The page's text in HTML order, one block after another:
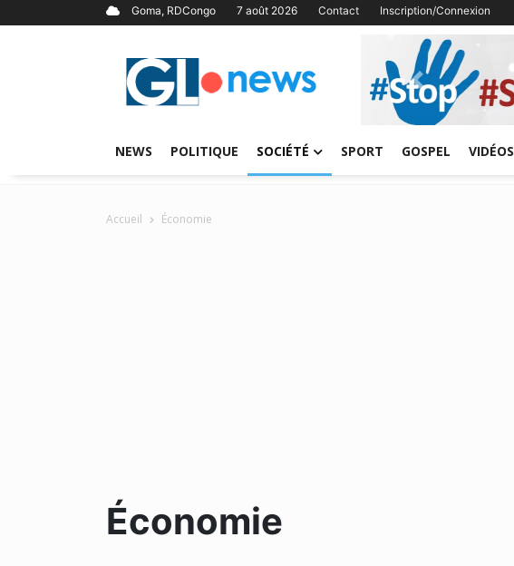
Goma, RDCongo 7 août 2026 Contact Inscription/Connexion
Previous
NEWS POLITIQUE SOCIÉTÉ SPORT GOSPEL VIDÉOS
Accueil Économie
Économie